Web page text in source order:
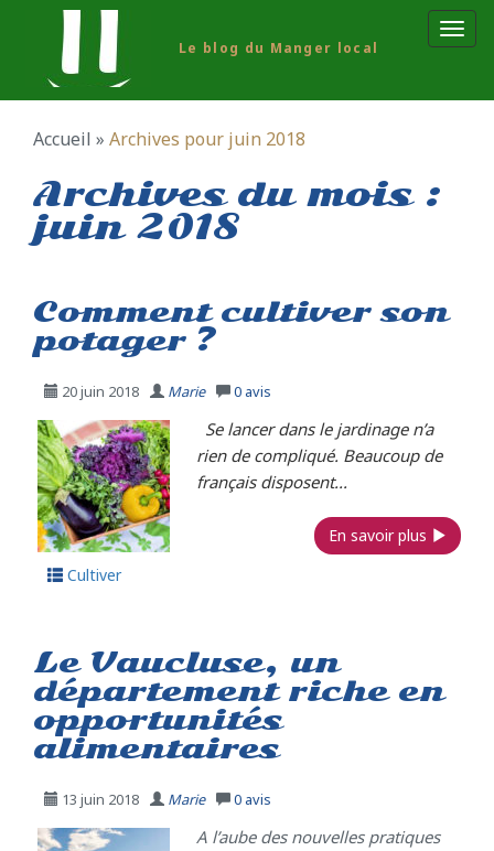
Le blog du Manger local
Aller
au
Aller
au
Accueil » Archives pour juin 2018
Archives du mois :
juin 2018
Comment cultiver son
potager ?
20 juin 2018 Marie 0 avis
Se lancer dans le jardinage n’a
rien de compliqué. Beaucoup de
français disposent...
En savoir plus
Cultiver
Le Vaucluse, un
département riche en
opportunités
alimentaires
13 juin 2018 Marie 0 avis
A l’aube des nouvelles pratiques